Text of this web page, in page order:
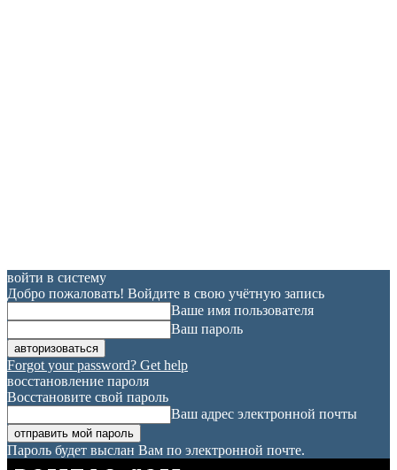
войти в систему
Добро пожаловать! Войдите в свою учётную запись
Ваше имя пользователя
Ваш пароль
Forgot your password? Get help
восстановление пароля
Восстановите свой пароль
Ваш адрес электронной почты
Пароль будет выслан Вам по электронной почте.